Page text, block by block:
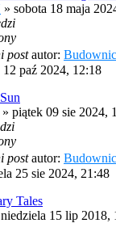
» sobota 18 maja
postautor:
12 paź 2024, 12:18
» piątek 09 sie 2024,
postautor:
25 sie 2024, 21:48
Tales
niedziela 15 lip 2018,